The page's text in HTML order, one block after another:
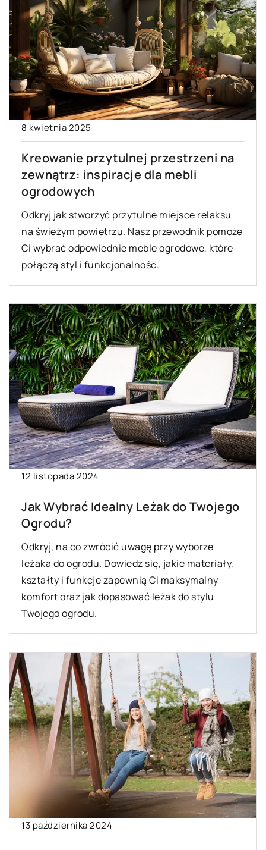
8 kwietnia 2025
Kreowanie przytulnej przestrzeni na
zewnątrz: inspiracje dla mebli
ogrodowych
Odkryj jak stworzyć przytulne miejsce relaksu
na świeżym powietrzu. Nasz przewodnik pomoże
Ci wybrać odpowiednie meble ogrodowe, które
połączą styl i funkcjonalność.
12 listopada 2024
Jak Wybrać Idealny Leżak do Twojego
Ogrodu?
Odkryj, na co zwrócić uwagę przy wyborze
leżaka do ogrodu. Dowiedz się, jakie materiały,
kształty i funkcje zapewnią Ci maksymalny
komfort oraz jak dopasować leżak do stylu
Twojego ogrodu.
13 października 2024